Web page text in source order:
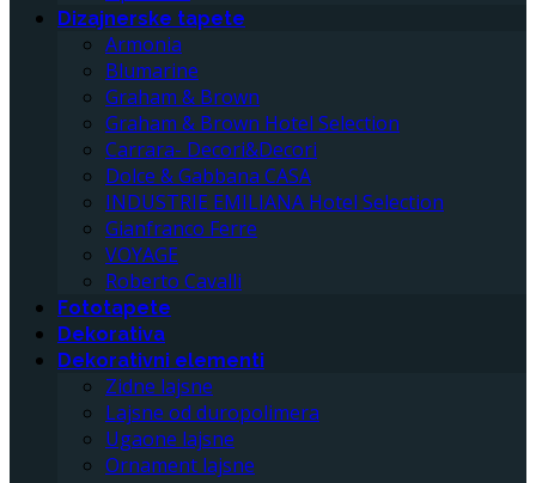
Dizajnerske tapete
Armonia
Blumarine
Graham & Brown
Graham & Brown Hotel Selection
Carrara- Decori&Decori
Dolce & Gabbana CASA
INDUSTRIE EMILIANA Hotel Selection
Gianfranco Ferre
VOYAGE
Roberto Cavalli
Fototapete
Dekorativa
Dekorativni elementi
Zidne lajsne
Lajsne od duropolimera
Ugaone lajsne
Ornament lajsne